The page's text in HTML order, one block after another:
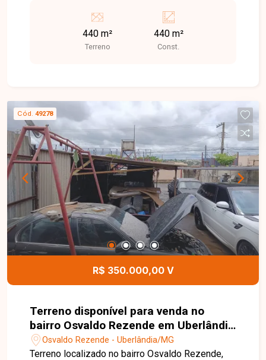
ampla rede de comércios, serviços, escolas e
forte potencial de valorização, sendo uma
excelente opção tanto para moradia quanto para
busca um lote para nova edificação residencial ou
comercial, conforme o perfil da região. Ótima
oportunidade para investidores e construtores
que procuram um terreno bem localizado e com
grande potencial. Entre em contato para mais
informações e agende uma visita
440 m²
Terreno
440 m²
Const.
Cód. 49278
R$ 350.000,00 V
Terreno disponível para venda no
bairro Osvaldo Rezende em Uberlândia
- MG.
Osvaldo Rezende - Uberlândia/MG
Terreno localizado no bairro Osvaldo Rezende,